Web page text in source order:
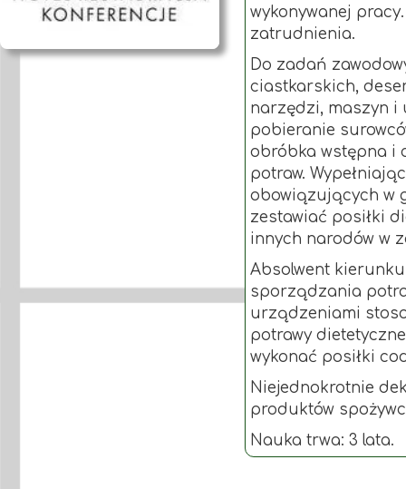
wykonywanej
zatrudnienia.
Do zadań
ciastkarskich,
narzędzi, maszyn i
pobieranie
obróbka wstępna i
potraw.
obowiązujących w
zestawiać posiłki
innych narodów w
Absolwent
sporządzania
urządzeniami
potrawy
wykonać posiłki
Niejednokrotnie
produktów
Nauka trwa: 3 lata.